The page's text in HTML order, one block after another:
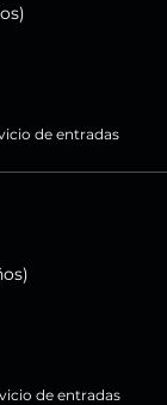
de entradas
de entradas